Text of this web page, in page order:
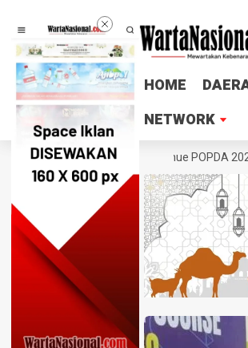
HOME
NETWORK
HOME
NETWORK
Jateng Tinjau Venue POPDA 2026,